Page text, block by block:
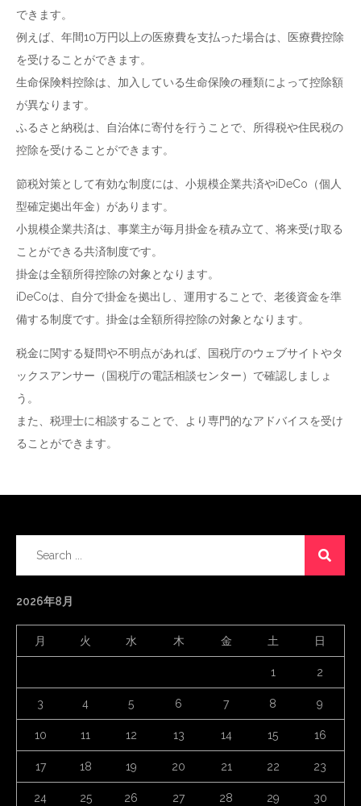
できます。
例えば、年間10万円以上の医療費を支払った場合は、医療費控除
を受けることができます。
生命保険料控除は、加入している生命保険の種類によって控除額
が異なります。
ふるさと納税は、自治体に寄付を行うことで、所得税や住民税の
控除を受けることができます。
節税対策として有効な制度には、小規模企業共済やiDeCo（個人
型確定拠出年金）があります。
小規模企業共済は、事業主が毎月掛金を積み立て、将来受け取る
ことができる共済制度です。
掛金は全額所得控除の対象となります。
iDeCoは、自分で掛金を拠出し、運用することで、老後資金を準
備する制度です。掛金は全額所得控除の対象となります。
税金に関する疑問や不明点があれば、国税庁のウェブサイトやタ
ックスアンサー（国税庁の電話相談センター）で確認しましょ
う。
また、税理士に相談することで、より専門的なアドバイスを受け
ることができます。
2026年8月
月 火 水 木 金 土 日
1 2
3 4 5 6 7 8 9
10 11 12 13 14 15 16
17 18 19 20 21 22 23
24 25 26 27 28 29 30